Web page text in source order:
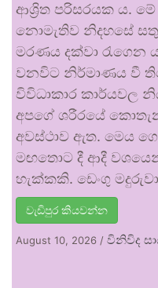
ආශ්‍රිත පරිසරයක ය.
නොමැතිව නිදහසේ
මරණය දක්වා රැගෙන
වනවිට නිර්මාණය වී
විවිධාකාර කාර්යවල
අපගේ ශරීරයේ
අවස්ථාව ඇත. මෙය
මඟතොට දී ආදී
හැක්කකි. ඩෙංගු
වැඩිපුර කියවන්න
August 10, 2026 / විනිවිද